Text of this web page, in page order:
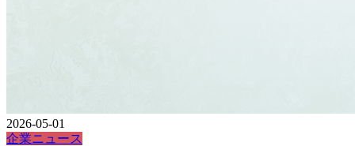
2026-05-01
企業ニュース